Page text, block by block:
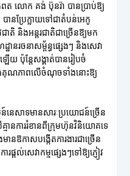
ពត លោក គង់ ប៊ុនរ៊ា បានប្រាប់ឱ្យ
នប្រែក្លាយទៅជាតំបន់អេកូ
តិ និងអន្តរជាតិជាច្រើនឱ្យមក
នរចនាសម្ព័ន្ធផ្សេងៗ និងសេវា
យ ប៉ុន្តែសង្គាត់បានរៀបចំ
ងគុណភាពលើចំណុចទាំងនោះឱ្យ
េសាទមានសារៈប្រយោជន៍ច្រើន
មានការរំខានពីក្រុមហ៊ុនវិនិយោគទេ
ឱកាសបង្កើតការងារជាច្រើន
តល់សេវាកម្មផ្សេងៗទៅឱ្យភ្ញៀវ